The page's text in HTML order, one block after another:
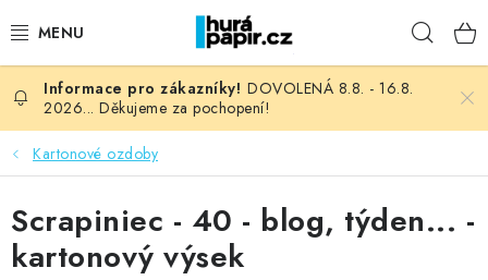
na
NOVINKY
HURÁ DÍLNA
VŠECHNO ZBOŽÍ
KNIHAŘSKÝ MATERIÁL
DOVOLENÁ 8.8. - 16.8.
2026... Děkujeme za pochopení!
Kartonové ozdoby
Scrapiniec - 40 - blog, týden... -
kartonový výsek